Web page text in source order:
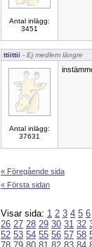
Antal inlägg:
3451
ttiittii - Ej medlem längre
Antal inlägg:
37631
« Föregående sida
« Första sidan
Visar sida: 1 2 3 4 5 6
26 27 28 29 30 31 32
52 53 54 55 56 57 58